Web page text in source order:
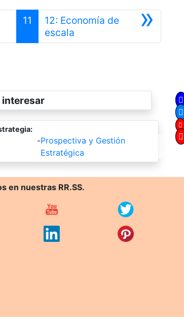
11 »
12: Economía de
escalaSiguiente
interesar
-Prospectiva y Gestión
Estratégica
en nuestras RR.SS.